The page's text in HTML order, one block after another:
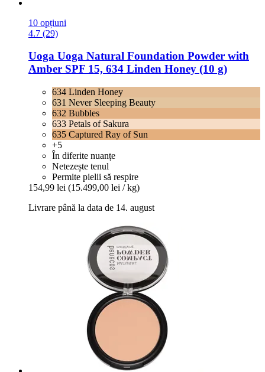
10 opțiuni
4.7 (29)
Uoga Uoga Natural Foundation Powder with
Amber SPF 15, 634 Linden Honey (10 g)
634 Linden Honey
631 Never Sleeping Beauty
632 Bubbles
633 Petals of Sakura
635 Captured Ray of Sun
+5
În diferite nuanțe
Netezește tenul
Permite pielii să respire
154,99 lei (15.499,00 lei / kg)
Livrare până la data de 14. august